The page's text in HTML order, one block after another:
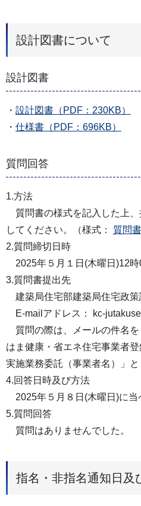
設計図書について
設計図書
・ 設計図書（PDF：230KB）
・ 仕様書（PDF：696KB）
質問回答
1.方法
質問書の様式を記入した上、
してください。（様式： 質問
2.質問締切日時
2025年５月１日(木曜日)12時
3.質問書提出先
建築局住宅部建築局住宅政策
E-mailアドレス： kc-
質問の際は、メールの件名を
はま健康・省エネ住宅事業者
実施業務委託（事業者名）」と
4.回答日時及び方法
2025年５月８日(木曜日)に当
5.質問回答
質問はありませんでした。
指名・非指名通知日及